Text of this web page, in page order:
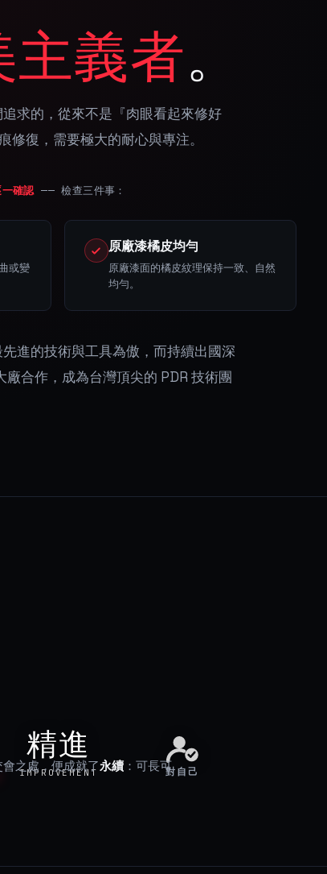
主義者。
求的，從來不是『肉眼看起來修好
復，需要極大的耐心與專注。
確認—— 檢查三件事：
或變
原廠漆橘皮均勻
原廠漆面的橘皮紋理保持一致、自然
均勻。
進的技術與工具為傲，而持續出國深
合作，成為台灣頂尖的 PDR 技術團
精進
IMPROVEMENT 對自己
之處，便成就了永續：可長可